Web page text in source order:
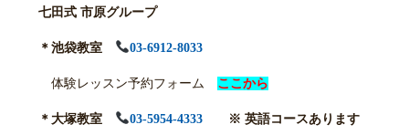
七田式 市原グループ
＊池袋教室 03-6912-8033
体験レッスン予約フォーム ここから
＊大塚教室 03-5954-4333※ 英語コースあります